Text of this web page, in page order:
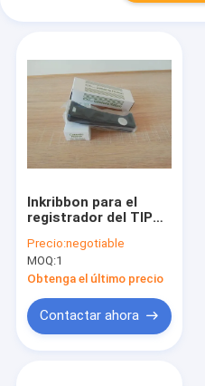
Inkribbon para el
registrador del TIPO
ALGODÓN 84-0044
100m m
Precio:negotiable
MOQ:1
Obtenga el último precio
Contactar ahora